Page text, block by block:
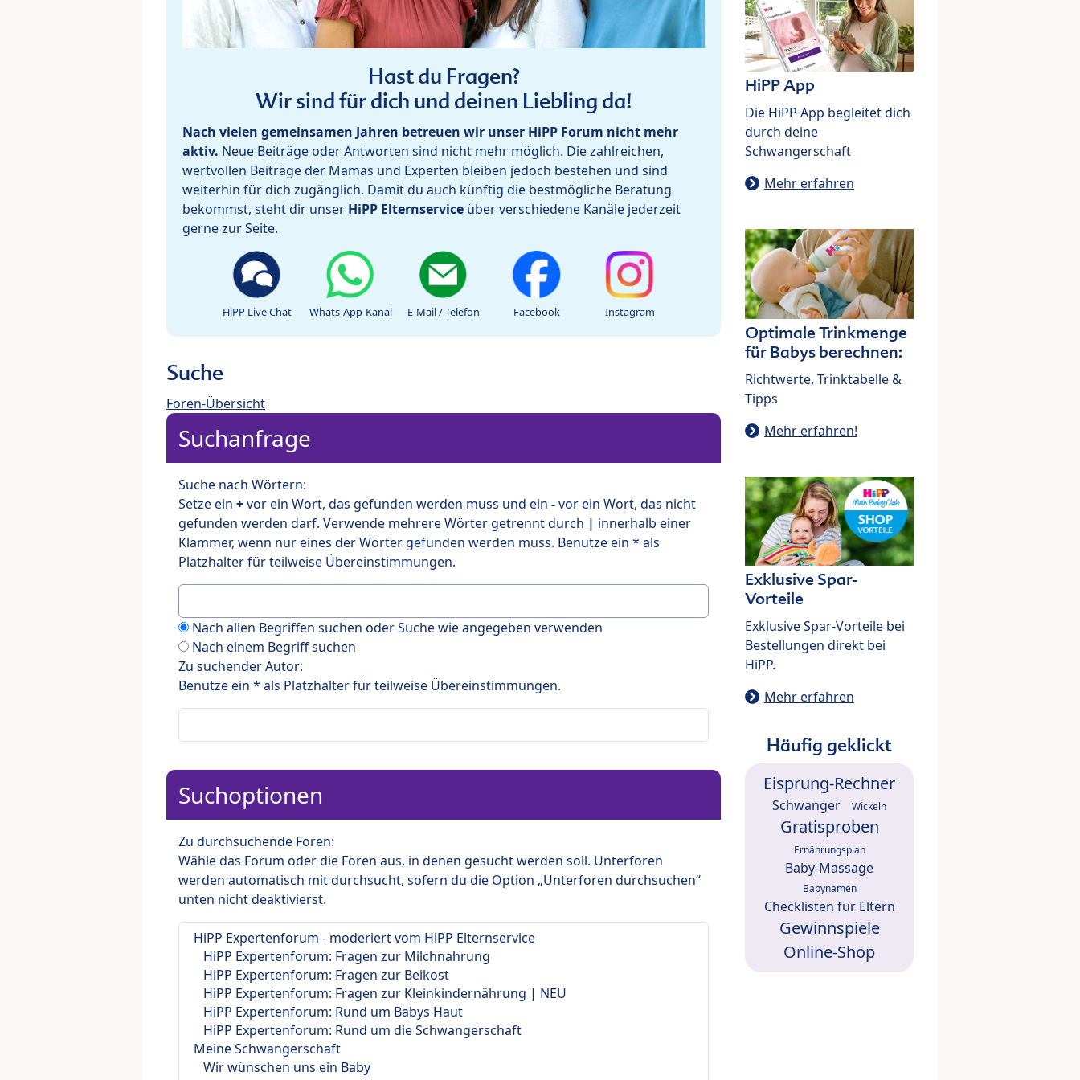
Hast du Fragen?
Wir sind für dich und deinen Liebling da!
Nach vielen gemeinsamen Jahren betreuen wir unser HiPP Forum nicht mehr
aktiv. Neue Beiträge oder Antworten sind nicht mehr möglich. Die zahlreichen,
wertvollen Beiträge der Mamas und Experten bleiben jedoch bestehen und sind
weiterhin für dich zugänglich. Damit du auch künftig die bestmögliche Beratung
bekommst, steht dir unser HiPP Elternservice über verschiedene Kanäle jederzeit
gerne zur Seite.
HiPP Live Chat Whats-App-Kanal E-Mail / Telefon Facebook Instagram
Suche
Foren-Übersicht
Suchanfrage
Suche nach Wörtern:
Setze ein +vor ein Wort, das gefunden werden muss und ein -vor ein Wort, das nicht
gefunden werden darf. Verwende mehrere Wörter getrennt durch | innerhalb einer
Klammer, wenn nur eines der Wörter gefunden werden muss. Benutze ein * als
Platzhalter für teilweise Übereinstimmungen.
Nach allen Begriffen suchen oder Suche wie angegeben verwenden
Nach einem Begriff suchen
Zu suchender Autor:
Benutze ein * als Platzhalter für teilweise Übereinstimmungen.
Suchoptionen
Zu durchsuchende Foren:
Wähle das Forum oder die Foren aus, in denen gesucht werden soll. Unterforen
werden automatisch mit durchsucht, sofern du die Option „Unterforen durchsuchen“
unten nicht deaktivierst.
HiPP App
Die HiPP App begleitet dich
durch deine
Schwangerschaft
Mehr erfahren
Optimale Trinkmenge
für Babys berechnen:
Richtwerte, Trinktabelle &
Tipps
Mehr erfahren!
Exklusive Spar-
Vorteile
Exklusive Spar-Vorteile bei
Bestellungen direkt bei
HiPP.
Mehr erfahren
Häufig geklickt
Eisprung-Rechner
Schwanger Wickeln
Gratisproben
Ernährungsplan
Baby-Massage
Babynamen
Checklisten für Eltern
Gewinnspiele
Online-Shop